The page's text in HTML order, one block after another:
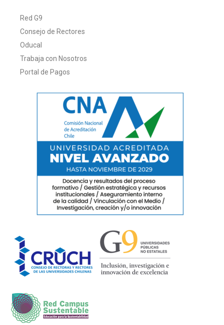
Red G9
Consejo de Rectores
Oducal
Trabaja con Nosotros
Portal de Pagos